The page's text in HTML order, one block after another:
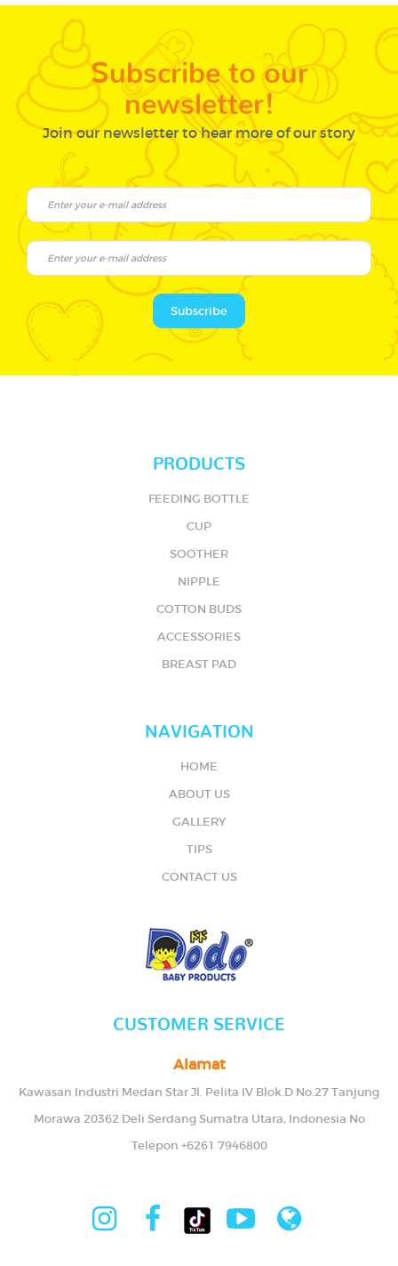
Subscribe to our
newsletter!
Join our newsletter to hear more of our story
Subscribe
PRODUCTS
FEEDING BOTTLE
CUP
SOOTHER
NIPPLE
COTTON BUDS
ACCESSORIES
BREAST PAD
NAVIGATION
HOME
ABOUT US
GALLERY
TIPS
CONTACT US
CUSTOMER SERVICE
Alamat
Kawasan Industri Medan Star Jl. Pelita IV Blok.D No.27 Tanjung
Morawa 20362 Deli Serdang Sumatra Utara, Indonesia No
Telepon +6261 7946800